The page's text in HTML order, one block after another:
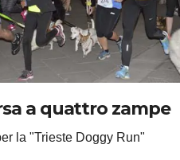
a quattro zampe
la "Trieste Doggy Run"